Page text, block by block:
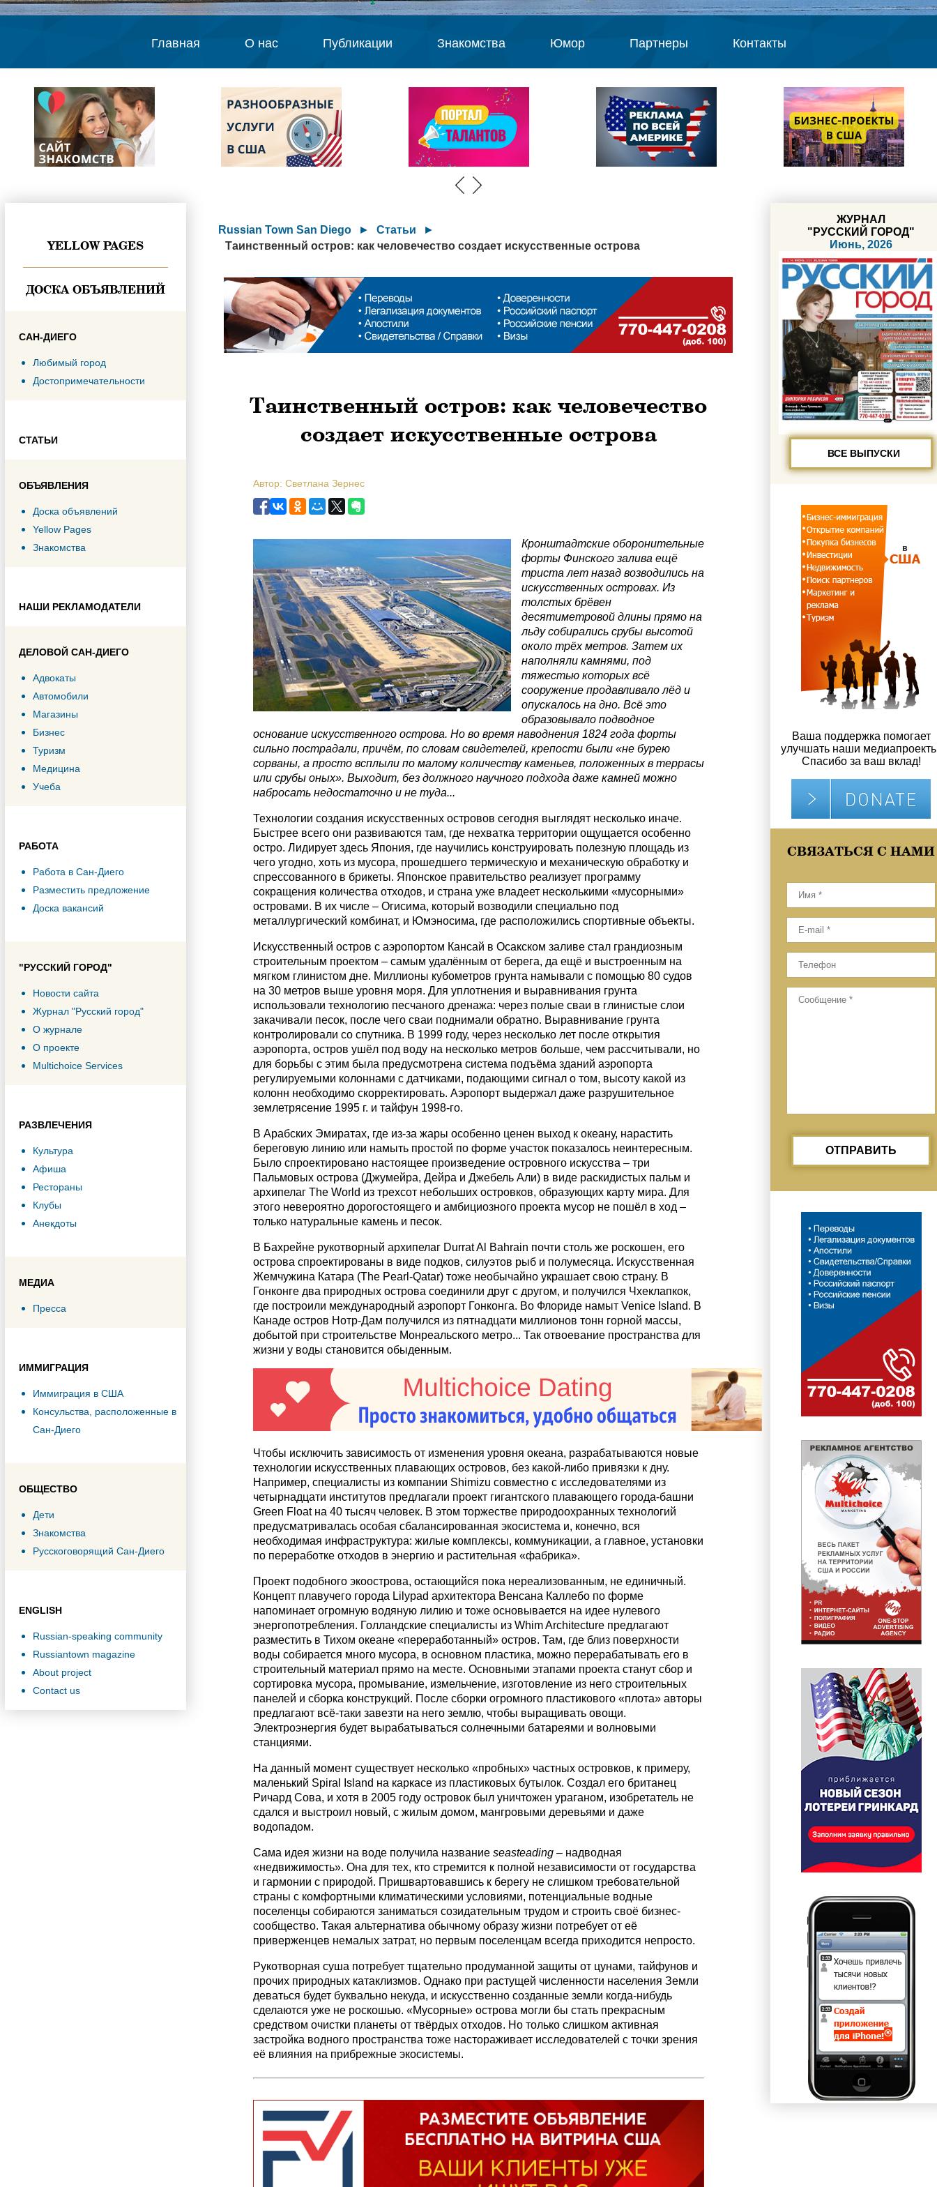
Главная О нас Публикации Знакомства Юмор Партнеры Контакты
YELLOW PAGES
ДОСКА ОБЪЯВЛЕНИЙ
САН-ДИЕГО
Любимый город
Достопримечательности
СТАТЬИ
ОБЪЯВЛЕНИЯ
Доска объявлений
Yellow Pages
Знакомства
НАШИ РЕКЛАМОДАТЕЛИ
ДЕЛОВОЙ САН-ДИЕГО
Адвокаты
Автомобили
Магазины
Бизнес
Туризм
Медицина
Учеба
РАБОТА
Работа в Сан-Диего
Разместить предложение
Доска вакансий
"РУССКИЙ ГОРОД"
Новости сайта
Журнал "Русский город"
О журнале
О проекте
Multichoice Services
РАЗВЛЕЧЕНИЯ
Культура
Афиша
Рестораны
Клубы
Анекдоты
МЕДИА
Пресса
ИММИГРАЦИЯ
Иммиграция в США
Консульства, расположенные в
Сан-Диего
ОБЩЕСТВО
Дети
Знакомства
Русскоговорящий Сан-Диего
ENGLISH
Russian-speaking community
Russiantown magazine
About project
Contact us
Russian Town San Diego ► Статьи
►
Таинственный остров: как человечество создает искусственные острова
Таинственный остров: как человечество
создает искусственные острова
Автор: Светлана Зернес
Кронштадтские оборонительные
форты Финского залива ещё
триста лет назад возводились на
искусственных островах. Из
толстых брёвен
десятиметровой длины прямо на
льду собирались срубы высотой
около трёх метров. Затем их
наполняли камнями, под
тяжестью которых всё
сооружение продавливало лёд и
опускалось на дно. Всё это
образовывало подводное
основание искусственного острова. Но во время наводнения 1824 года форты
сильно пострадали, причём, по словам свидетелей, крепости были «не бурею
сорваны, а просто всплыли по малому количеству каменьев, положенных в террасы
или срубы оных». Выходит, без должного научного подхода даже камней можно
набросать недостаточно и не туда...
Технологии создания искусственных островов сегодня выглядят несколько иначе.
Быстрее всего они развиваются там, где нехватка территории ощущается особенно
остро. Лидирует здесь Япония, где научились конструировать полезную площадь из
чего угодно, хоть из мусора, прошедшего термическую и механическую обработку и
спрессованного в брикеты. Японское правительство реализует программу
сокращения количества отходов, и страна уже владеет несколькими «мусорными»
островами. В их числе – Огисима, который возводили специально под
металлургический комбинат, и Юмэносима, где расположились спортивные объекты.
Искусственный остров с аэропортом Кансай в Осакском заливе стал грандиозным
строительным проектом – самым удалённым от берега, да ещё и выстроенным на
мягком глинистом дне. Миллионы кубометров грунта намывали с помощью 80 судов
на 30 метров выше уровня моря. Для уплотнения и выравнивания грунта
использовали технологию песчаного дренажа: через полые сваи в глинистые слои
закачивали песок, после чего сваи поднимали обратно. Выравнивание грунта
контролировали со спутника. В 1999 году, через несколько лет после открытия
аэропорта, остров ушёл под воду на несколько метров больше, чем рассчитывали, но
для борьбы с этим была предусмотрена система подъёма зданий аэропорта
регулируемыми колоннами с датчиками, подающими сигнал о том, высоту какой из
колонн необходимо скорректировать. Аэропорт выдержал даже разрушительное
землетрясение 1995 г. и тайфун 1998-го.
В Арабских Эмиратах, где из-за жары особенно ценен выход к океану, нарастить
береговую линию или намыть простой по форме участок показалось неинтересным.
Было спроектировано настоящее произведение островного искусства – три
Пальмовых острова (Джумейра, Дейра и Джебель Али) в виде раскидистых пальм и
архипелаг The World из трехсот небольших островков, образующих карту мира. Для
этого невероятно дорогостоящего и амбициозного проекта мусор не пошёл в ход –
только натуральные камень и песок.
В Бахрейне рукотворный архипелаг Durrat Al Bahrain почти столь же роскошен, его
острова спроектированы в виде подков, силуэтов рыб и полумесяца. Искусственная
Жемчужина Катара (The Pearl-Qatar) тоже необычайно украшает свою страну. В
Гонконге два природных острова соединили друг с другом, и получился Чхеклапкок,
где построили международный аэропорт Гонконга. Во Флориде намыт Venice Island. В
Канаде остров Нотр-Дам получился из пятнадцати миллионов тонн горной массы,
добытой при строительстве Монреальского метро... Так отвоевание пространства для
жизни у воды становится обыденным.
Чтобы исключить зависимость от изменения уровня океана, разрабатываются новые
технологии искусственных плавающих островов, без какой-либо привязки к дну.
Например, специалисты из компании Shimizu совместно с исследователями из
четырнадцати институтов предлагали проект гигантского плавающего города-башни
Green Float на 40 тысяч человек. В этом торжестве природоохранных технологий
предусматривалась особая сбалансированная экосистема и, конечно, вся
необходимая инфраструктура: жилые комплексы, коммуникации, а главное, установки
по переработке отходов в энергию и растительная «фабрика».
Проект подобного экоострова, остающийся пока нереализованным, не единичный.
Концепт плавучего города Lilypad архитектора Венсана Каллебо по форме
напоминает огромную водяную лилию и тоже основывается на идее нулевого
энергопотребления. Голландские специалисты из Whim Architecture предлагают
разместить в Тихом океане «переработанный» остров. Там, где близ поверхности
воды собирается много мусора, в основном пластика, можно перерабатывать его в
строительный материал прямо на месте. Основными этапами проекта станут сбор и
сортировка мусора, промывание, измельчение, изготовление из него строительных
панелей и сборка конструкций. После сборки огромного пластикового «плота» авторы
предлагают всё-таки завезти на него землю, чтобы выращивать овощи.
Электроэнергия будет вырабатываться солнечными батареями и волновыми
станциями.
На данный момент существует несколько «пробных» частных островков, к примеру,
маленький Spiral Island на каркасе из пластиковых бутылок. Создал его британец
Ричард Сова, и хотя в 2005 году островок был уничтожен ураганом, изобретатель не
сдался и выстроил новый, с жилым домом, мангровыми деревьями и даже
водопадом.
Сама идея жизни на воде получила название seasteading– надводная
«недвижимость». Она для тех, кто стремится к полной независимости от государства
и гармонии с природой. Пришвартовавшись к берегу не слишком требовательной
страны с комфортными климатическими условиями, потенциальные водные
поселенцы собираются заниматься созидательным трудом и строить своё бизнес-
сообщество. Такая альтернатива обычному образу жизни потребует от её
приверженцев немалых затрат, но первым поселенцам всегда приходится непросто.
Рукотворная суша потребует тщательно продуманной защиты от цунами, тайфунов и
прочих природных катаклизмов. Однако при растущей численности населения Земли
деваться будет буквально некуда, и искусственно созданные земли когда-нибудь
сделаются уже не роскошью. «Мусорные» острова могли бы стать прекрасным
средством очистки планеты от твёрдых отходов. Но только слишком активная
застройка водного пространства тоже настораживает исследователей с точки зрения
её влияния на прибрежные экосистемы.
ЖУРНАЛ
"РУССКИЙ ГОРОД"
Июнь, 2026
ВСЕ ВЫПУСКИ
Ваша поддержка помогает
улучшать наши
Спасибо за ваш вклад!
СВЯЗАТЬСЯ С НАМИ
ОТПРАВИТЬ